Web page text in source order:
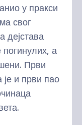
у пракси
свог
дејстава
а
Први
је и први пао